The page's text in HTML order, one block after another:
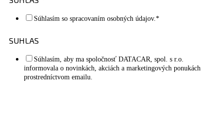
Súhlasím so spracovaním osobných údajov.*
SUHLAS
Súhlasím, aby ma spoločnosť DATACAR, spol. s r.o.
informovala o novinkách, akciách a marketingových ponukách
prostredníctvom emailu.